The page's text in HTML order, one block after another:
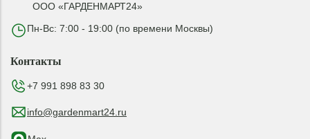
ООО «ГАРДЕНМАРТ24»
Пн-Вс: 7:00 - 19:00 (по времени Москвы)
Контакты
+7 991 898 83 30
info@gardenmart24.ru